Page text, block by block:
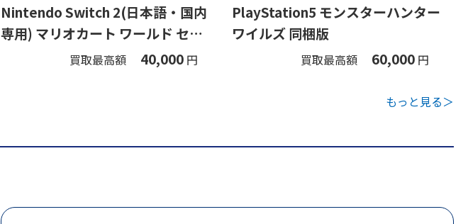
Nintendo Switch 2(日本語・国内
専用) マリオカート ワールド セッ
買取最高額 40,000 円
PlayStation5 モンスターハンター
ワイルズ 同梱版
買取最高額 60,000 円
もっと見る＞